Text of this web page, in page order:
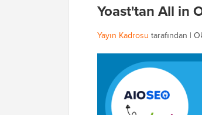
Yoast'tan All in
Yayın Kadrosu tarafından |